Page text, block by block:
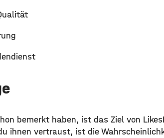
bemerkt haben, ist das Ziel von
ihnen vertraust, ist die